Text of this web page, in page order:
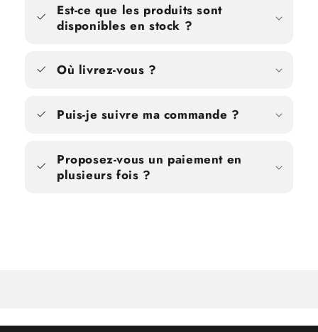
Est-ce que les produits sont
disponibles en stock ?
Où livrez-vous ?
Puis-je suivre ma commande ?
Proposez-vous un paiement en
plusieurs fois ?